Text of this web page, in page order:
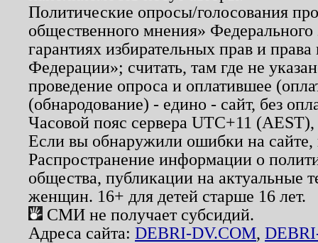
Политические опросы/голосования
общественного мнения»
гарантиях избирательных прав и
Федерации»; считать, там где не
проведение опроса и оплатившее
(обнародование) - едино - сайт, без
Часовой пояс сервера UTC+11
Если вы обнаружили ошибки на
Распространение информации о
общества, публикации на актуальные
женщин. 16+ для детей старше 16 лет.
СМИ не получает субсидий.
Адреса сайта: DEBRI-DV.COM,